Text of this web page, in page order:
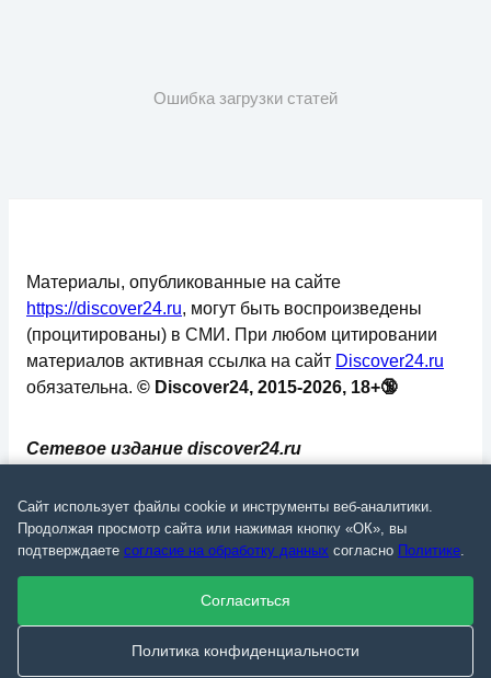
Ошибка загрузки статей
✅ 📄 💬 🔐 📝 ⚙️
Сетевое издание discover24.ru
надзору в сфере связи, информационных
технологий и массовых коммуникаций
(Роскомнадзор). Регистрационный номер: ЭЛ №
ФС 77 - 73793.
Материалы, опубликованные на сайте
https://discover24.ru, могут быть воспроизведены
(процитированы) в СМИ. При любом цитировании
материалов активная ссылка на сайт Discover24.ru
обязательна. © Discover24, 2015-2026, 18+🔞
Сайт использует файлы cookie и инструменты веб-аналитики.
Продолжая просмотр сайта или нажимая кнопку «ОК», вы
подтверждаете согласие на обработку данных согласно Политике.
Согласиться
Политика конфиденциальности